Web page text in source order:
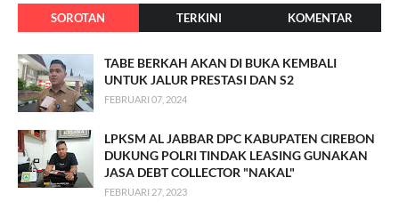
SOROTAN TERKINI KOMENTAR
TABE BERKAH AKAN DI BUKA KEMBALI
UNTUK JALUR PRESTASI DAN S2
FEBRUARI 07, 2024
LPKSM AL JABBAR DPC KABUPATEN CIREBON
DUKUNG POLRI TINDAK LEASING GUNAKAN
JASA DEBT COLLECTOR "NAKAL"
FEBRUARI 27, 2023